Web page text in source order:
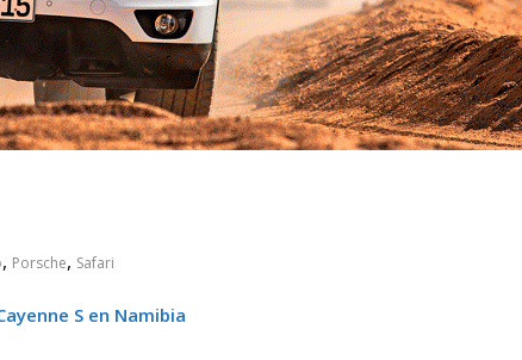
, Porsche, Safari
S en Namibia